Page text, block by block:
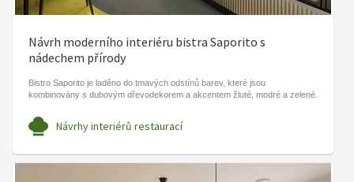
Návrh moderního interiéru bistra Saporito s
nádechem přírody
Bistro Saporito je laděno do tmavých odstínů barev, které jsou
kombinovány s dubovým dřevodekorem a akcentem žluté, modré a zelené.
Návrhy interiérů restaurací